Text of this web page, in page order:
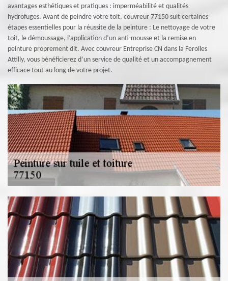
avantages esthétiques et pratiques : imperméabilité et qualités
hydrofuges. Avant de peindre votre toit, couvreur 77150 suit certaines
étapes essentielles pour la réussite de la peinture : Le nettoyage de votre
toit, le démoussage, l’application d’un anti-mousse et la remise en
peinture proprement dit. Avec couvreur Entreprise CN dans la Ferolles
Attilly, vous bénéficierez d’un service de qualité et un accompagnement
efficace tout au long de votre projet.